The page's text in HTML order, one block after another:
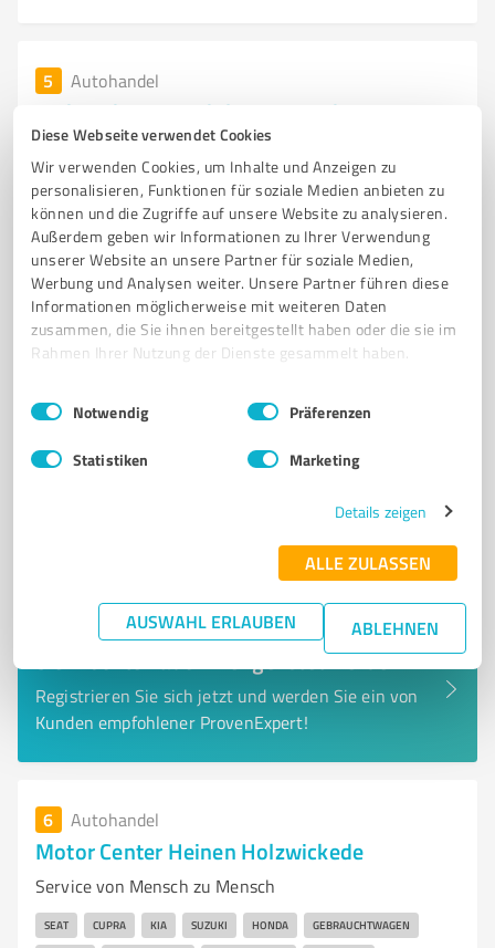
Diese Webseite verwendet Cookies
Wir verwenden Cookies, um Inhalte und Anzeigen zu
personalisieren, Funktionen für soziale Medien anbieten zu
können und die Zugriffe auf unsere Website zu analysieren.
Außerdem geben wir Informationen zu Ihrer Verwendung
unserer Website an unsere Partner für soziale Medien,
Werbung und Analysen weiter. Unsere Partner führen diese
Informationen möglicherweise mit weiteren Daten
zusammen, die Sie ihnen bereitgestellt haben oder die sie im
Rahmen Ihrer Nutzung der Dienste gesammelt haben.
Impressum Datenschutzbestimmungen
Einwilligungsauswahl
Notwendig Präferenzen
Statistiken Marketing
Details zeigen
ALLE ZULASSEN
AUSWAHL ERLAUBEN ABLEHNEN
5 Autohandel
Dickreich Automobile NRW GmbH
Dickreich Automobile NRW GmbH – Ihr Autohändler
für junge Gebrauchtwagen in NRW
GEBRAUCHTWAGEN AUTOHANDEL BMW VOLKSWAGEN AUDI
Hämmerstraße 4, 58708 Menden (Sauerland)
info@dickreich.com dickreich.com/
4,50 / 5,00
Sie möchten auch hier gelistet werden?
Registrieren Sie sich jetzt und werden Sie ein von
Kunden empfohlener ProvenExpert!
6 Autohandel
Motor Center Heinen Holzwickede
Service von Mensch zu Mensch
SEAT CUPRA KIA SUZUKI HONDA GEBRAUCHTWAGEN